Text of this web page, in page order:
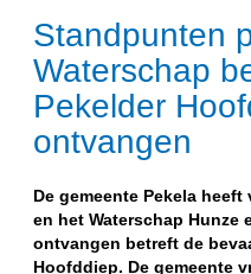
Standpunten
Waterschap
Pekelder
ontvangen
De gemeente Pekela
en het Waterschap Hunze
ontvangen betreft de
Hoofddiep. De gemeente